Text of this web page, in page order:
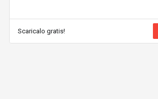
Scaricalo gratis!